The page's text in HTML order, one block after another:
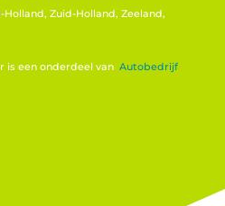
Zuid-Holland, Zeeland,
is een onderdeel van Autobedrijf